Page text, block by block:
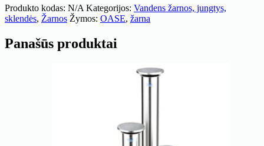
Produkto kodas: N/A Kategorijos: Vandens žarnos, jungtys,
sklendės, Žarnos Žymos: OASE, žarna
Panašūs produktai